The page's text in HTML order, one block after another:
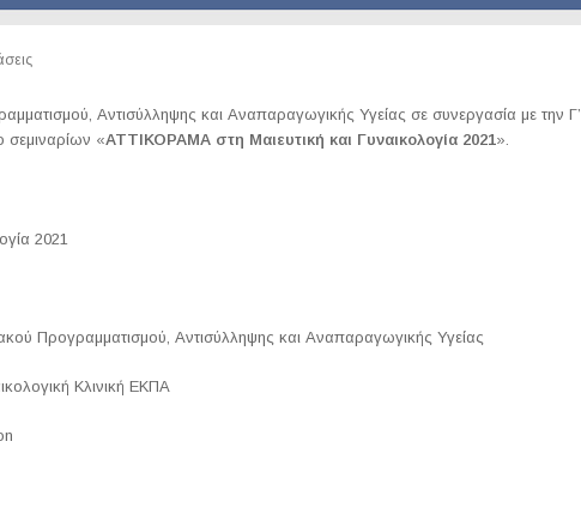
Αντισύλληψης και Αναπαραγωγικής Υγείας σε συνεργασία με την Γ’
«ΑΤΤΙΚΟΡΑΜΑ στη Μαιευτική και Γυναικολογία 2021».
2021
Προγραμματισμού, Αντισύλληψης και Αναπαραγωγικής Υγείας
Κλινική ΕΚΠΑ